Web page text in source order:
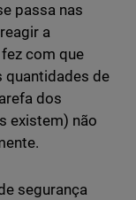
passa nas
a
com que
quantidades de
dos
existem) não
segurança